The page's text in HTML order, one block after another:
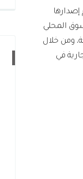
المحلي
ومن خلال
في